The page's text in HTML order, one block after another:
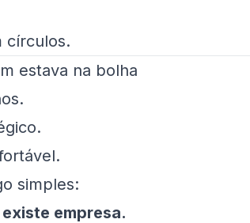
círculos.
estava na bolha
simples:
empresa.